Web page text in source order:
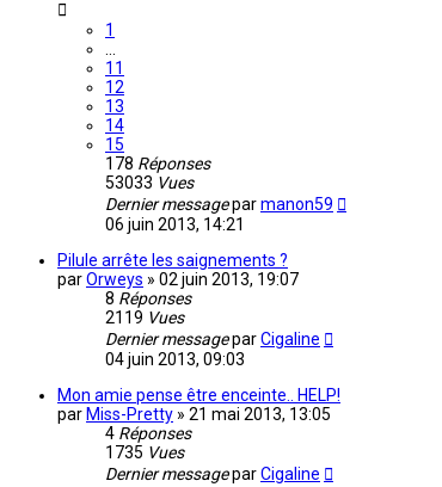
1
11
12
13
14
15
178 Réponses
53033 Vues
Dernier messageparmanon59
06 juin 2013, 14:21
Pilule arrête les saignements ?
parOrweys » 02 juin 2013, 19:07
8 Réponses
2119 Vues
Dernier messageparCigaline
04 juin 2013, 09:03
Mon amie pense être enceinte.. HELP!
par Miss-Pretty » 21 mai 2013, 13:05
4 Réponses
1735 Vues
Dernier messageparCigaline